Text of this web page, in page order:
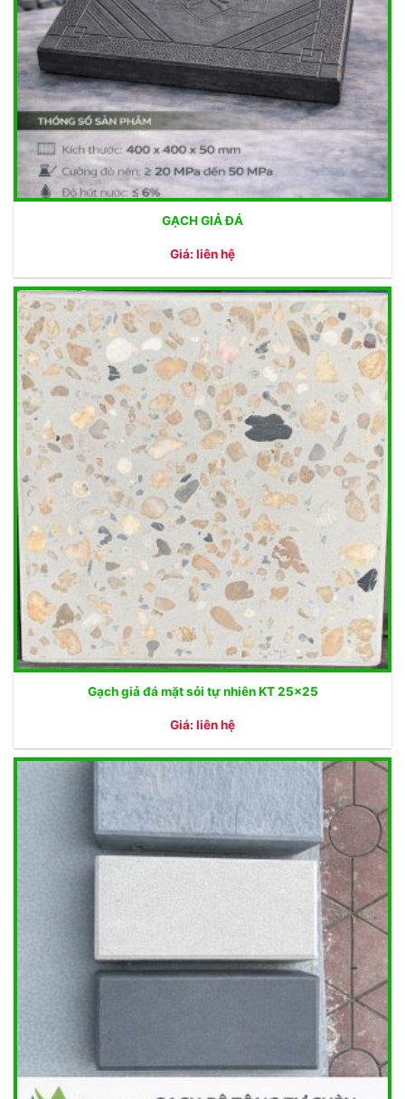
GẠCH GIẢ ĐÁ
Giá: liên hệ
Gạch giả đá mặt sỏi tự nhiên KT 25×25
Giá: liên hệ